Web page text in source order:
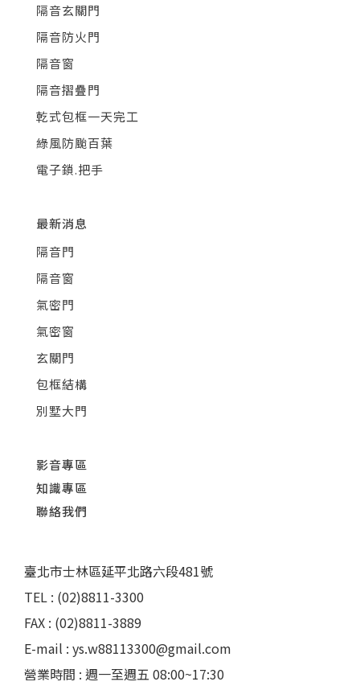
隔音玄關門
隔音防火門
隔音窗
隔音摺疊門
乾式包框一天完工
綠風防颱百葉
電子鎖.把手
最新消息
隔音門
隔音窗
氣密門
氣密窗
玄關門
包框結構
別墅大門
影音專區
知識專區
聯絡我們
臺北市士林區延平北路六段481號
TEL : (02)8811-3300
FAX : (02)8811-3889
E-mail : ys.w88113300@gmail.com
營業時間 : 週一至週五 08:00~17:30